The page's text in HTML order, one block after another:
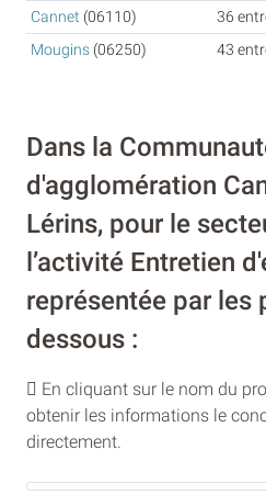
Cannet (06110) 36
Mougins (06250) 43
Dans la
d'agglomération
Lérins, pour le
l’activité Entretien
représentée par les
dessous :
En cliquant sur le nom du
obtenir les informations le
directement.